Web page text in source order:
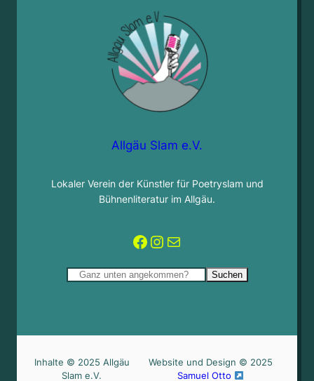
Allgäu Slam e.V.
Lokaler Verein der Künstler für Poetryslam und
Bühnenliteratur im Allgäu.
Facebook
Instagram
Mail
Suchen Suchen
Inhalte © 2025 Allgäu
Slam e.V.
Website und Design © 2025
Samuel Otto